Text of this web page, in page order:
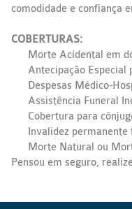
comodidade e confiança
COBERTURAS:
Morte Acidental em
Antecipação Especial
Despesas Médico-
Assistência Funeral
Cobertura para
Invalidez
Morte Natural ou
Pensou em seguro,